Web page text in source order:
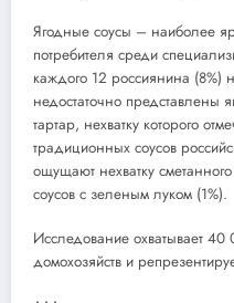
Ягодные соусы – наиболее
потребителя среди
каждого 12 россиянина (8%)
недостаточно представлены
тартар, нехватку которого
традиционных соусов
ощущают нехватку
соусов с зеленым луком (1%).
Исследование охватывает
домохозяйств и